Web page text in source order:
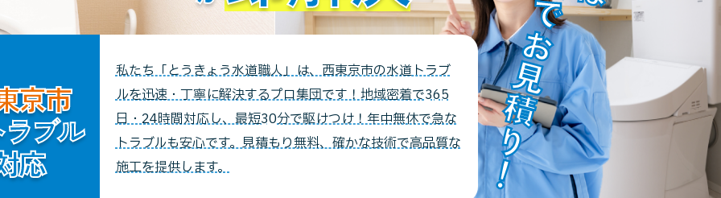
京市
ブル
応
私たち「とうきょう水道職人」は、西東京市の水道トラブ
ルを迅速・丁寧に解決するプロ集団です！地域密着で365
日・24時間対応し、最短30分で駆けつけ！年中無休で急な
トラブルも安心です。見積もり無料、確かな技術で高品質な
施工を提供します。